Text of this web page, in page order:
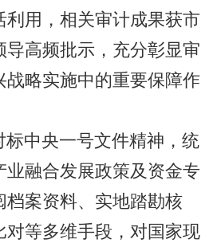
利用，相关审计成果获市
导高频批示，充分彰显审
战略实施中的重要保障作
标中央一号文件精神，统
业融合发展政策及资金专
档案资料、实地踏勘核
对等多维手段，对国家现